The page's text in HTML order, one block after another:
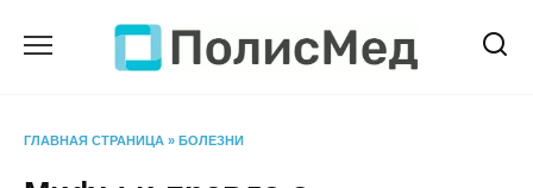
ГЛАВНАЯ СТРАНИЦА » БОЛЕЗНИ